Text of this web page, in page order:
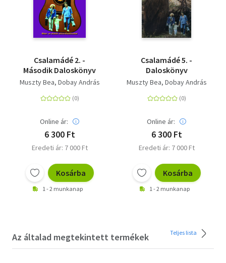
Csalamádé 2. -
Második Daloskönyv
Muszty Bea Dobay András
Online ár:
6 300 Ft
Eredeti ár: 7 000 Ft
Kosárba
1 - 2 munkanap
Csalamádé 5. -
Daloskönyv
Muszty Bea Dobay András
Online ár:
6 300 Ft
Eredeti ár: 7 000 Ft
Kosárba
1 - 2 munkanap
Az általad megtekintett termékek Teljes lista